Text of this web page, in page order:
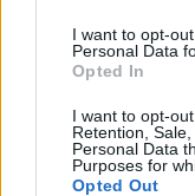
I want to opt-
Personal Data
Opted In
I want to opt-
Retention,
Personal Data
Purposes for
Opted Out
Continua a
B2B NEWS